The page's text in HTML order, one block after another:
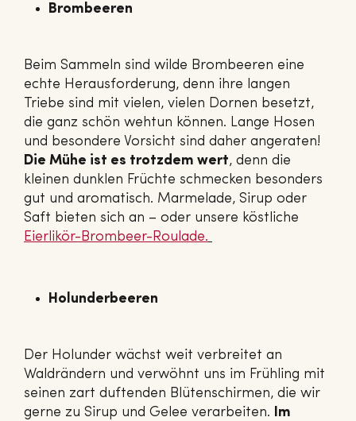
Brombeeren
Beim Sammeln sind wilde Brombeeren eine
echte Herausforderung, denn ihre langen
Triebe sind mit vielen, vielen Dornen besetzt,
die ganz schön wehtun können. Lange Hosen
und besondere Vorsicht sind daher angeraten!
Die Mühe ist es trotzdem wert, denn die
kleinen dunklen Früchte schmecken besonders
gut und aromatisch. Marmelade, Sirup oder
Saft bieten sich an – oder unsere köstliche
Eierlikör-Brombeer-Roulade.
Holunderbeeren
Der Holunder wächst weit verbreitet an
Waldrändern und verwöhnt uns im Frühling mit
seinen zart duftenden Blütenschirmen, die wir
gerne zu Sirup und Gelee verarbeiten.
Im